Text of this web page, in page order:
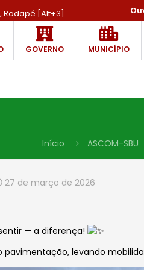
Rodapé [Alt+3]
GOVERNO MUNICÍPIO
Início ASCOM-SBU
27 de março de 2026
— a diferença!
levando